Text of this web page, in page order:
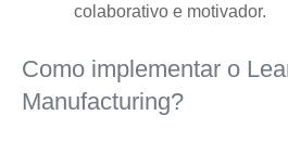
colaborativo e motivador.
Como implementar o
Manufacturing?